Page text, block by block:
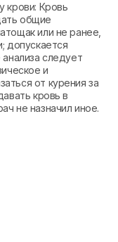
крови: Кровь
общие
или не ранее,
допускается
следует
и
от курения за
кровь в
не назначил иное.